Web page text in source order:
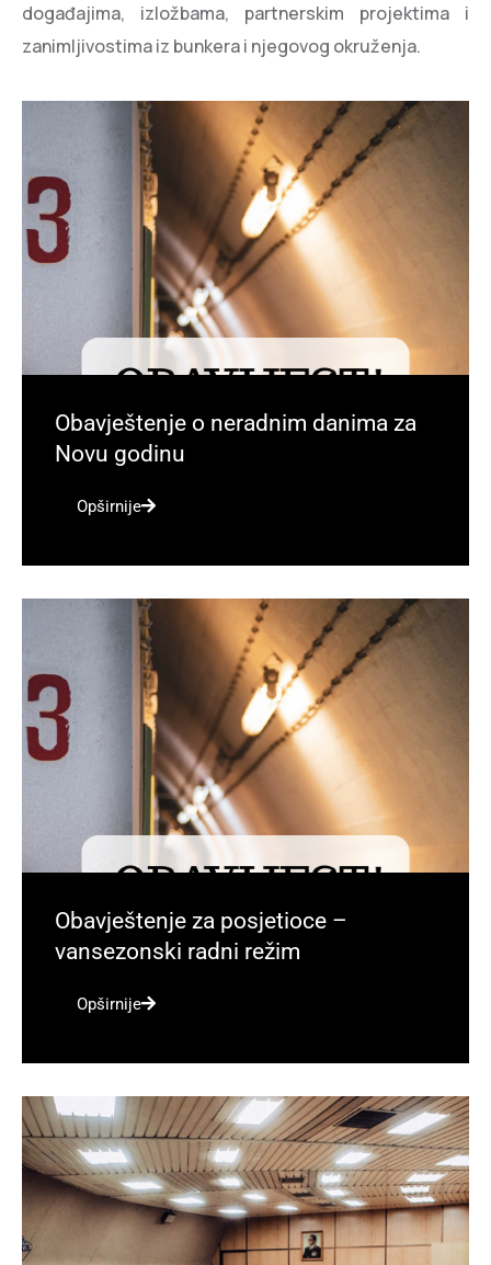
događajima, izložbama, partnerskim projektima i
zanimljivostima iz bunkera i njegovog okruženja.
Obavještenje o neradnim danima za
Novu godinu
Opširnije
Obavještenje za posjetioce –
vansezonski radni režim
Opširnije